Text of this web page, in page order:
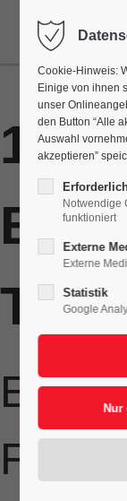
100
Cookie-Hinweis:
Einige von ihnen
unser
den Button “Alle
Auswahl
akzeptieren”
Notwendige
funktioniert
Externe
Externe
Statistik
Google